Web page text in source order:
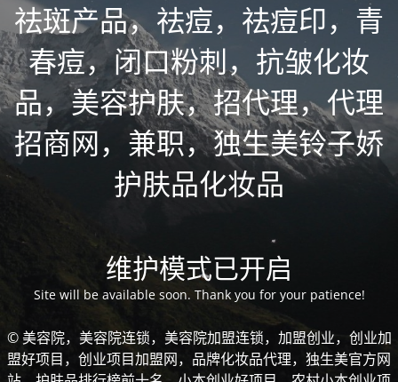
祛斑产品，祛痘，祛痘印，青
春痘，闭口粉刺，抗皱化妆
品，美容护肤，招代理，代理
招商网，兼职，独生美铃子娇
护肤品化妆品
维护模式已开启
Site will be available soon. Thank you for your patience!
© 美容院，美容院连锁，美容院加盟连锁，加盟创业，创业加
盟好项目，创业项目加盟网，品牌化妆品代理，独生美官方网